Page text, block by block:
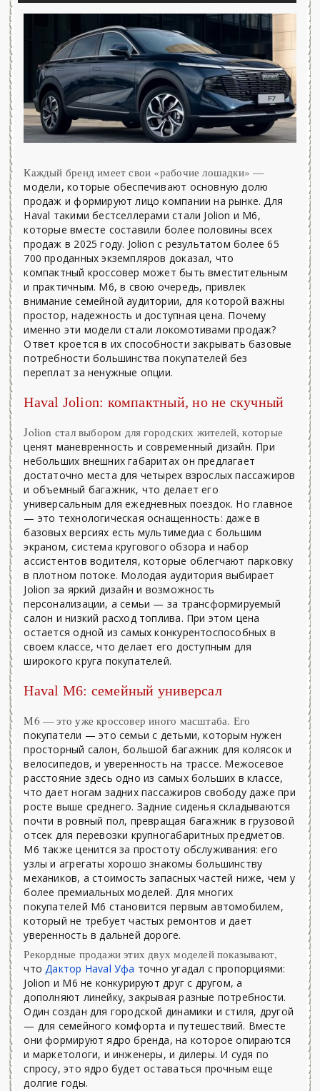
Каждый бренд имеет свои «рабочие лошадки» —
модели, которые обеспечивают основную долю
продаж и формируют лицо компании на рынке. Для
Haval такими бестселлерами стали Jolion и M6,
которые вместе составили более половины всех
продаж в 2025 году. Jolion с результатом более 65
700 проданных экземпляров доказал, что
компактный кроссовер может быть вместительным
и практичным. M6, в свою очередь, привлек
внимание семейной аудитории, для которой важны
простор, надежность и доступная цена. Почему
именно эти модели стали локомотивами продаж?
Ответ кроется в их способности закрывать базовые
потребности большинства покупателей без
переплат за ненужные опции.
Haval Jolion: компактный, но не скучный
Jolion стал выбором для городских жителей, которые
ценят маневренность и современный дизайн. При
небольших внешних габаритах он предлагает
достаточно места для четырех взрослых пассажиров
и объемный багажник, что делает его
универсальным для ежедневных поездок. Но главное
— это технологическая оснащенность: даже в
базовых версиях есть мультимедиа с большим
экраном, система кругового обзора и набор
ассистентов водителя, которые облегчают парковку
в плотном потоке. Молодая аудитория выбирает
Jolion за яркий дизайн и возможность
персонализации, а семьи — за трансформируемый
салон и низкий расход топлива. При этом цена
остается одной из самых конкурентоспособных в
своем классе, что делает его доступным для
широкого круга покупателей.
Haval M6: семейный универсал
M6 — это уже кроссовер иного масштаба. Его
покупатели — это семьи с детьми, которым нужен
просторный салон, большой багажник для колясок и
велосипедов, и уверенность на трассе. Межосевое
расстояние здесь одно из самых больших в классе,
что дает ногам задних пассажиров свободу даже при
росте выше среднего. Задние сиденья складываются
почти в ровный пол, превращая багажник в грузовой
отсек для перевозки крупногабаритных предметов.
M6 также ценится за простоту обслуживания: его
узлы и агрегаты хорошо знакомы большинству
механиков, а стоимость запасных частей ниже, чем у
более премиальных моделей. Для многих
покупателей M6 становится первым автомобилем,
который не требует частых ремонтов и дает
уверенность в дальней дороге.
Рекордные продажи этих двух моделей показывают,
чтоДактор Haval Уфа точно угадал с пропорциями:
Jolion и M6 не конкурируют друг с другом, а
дополняют линейку, закрывая разные потребности.
Один создан для городской динамики и стиля, другой
— для семейного комфорта и путешествий. Вместе
они формируют ядро бренда, на которое опираются
и маркетологи, и инженеры, и дилеры. И судя по
спросу, это ядро будет оставаться прочным еще
долгие годы.